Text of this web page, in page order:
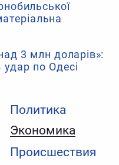
Политика
Экономика
Происшествия
3 млн доларів»:
по Одесі